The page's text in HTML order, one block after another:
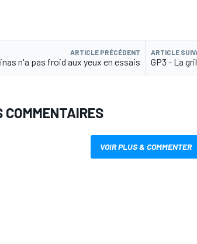
ARTICLE PRÉCÉDENT
n'a pas froid aux yeux en essais
ARTICLE
GP3 - La
COMMENTAIRES
VOIR PLUS & COMMENTER